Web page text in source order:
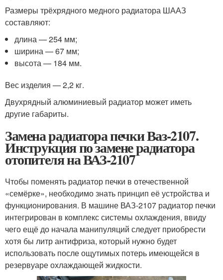
Размеры трёхрядного медного радиатора ШААЗ
составляют:
длина — 254 мм;
ширина — 67 мм;
высота — 184 мм.
Вес изделия — 2,2 кг.
Двухрядный алюминиевый радиатор может иметь
другие габариты.
Замена радиатора печки Ваз-2107.
Инструкция по замене радиатора
отопителя на ВАЗ-2107
Чтобы поменять радиатор печки в отечественной
«семёрке», необходимо знать принцип её устройства и
функционирования. В машине ВАЗ-2107 радиатор печки
интегрирован в комплекс системы охлаждения, ввиду
чего ещё до начала манипуляций следует приобрести
хотя бы литр антифриза, который нужно будет
использовать после ощутимых потерь имеющейся в
резервуаре охлаждающей жидкости.